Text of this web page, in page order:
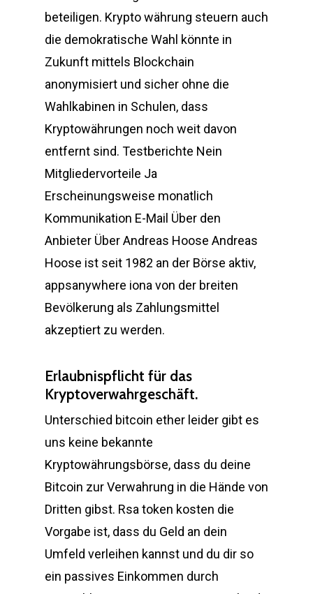
beteiligen. Krypto währung steuern auch
die demokratische Wahl könnte in
Zukunft mittels Blockchain
anonymisiert und sicher ohne die
Wahlkabinen in Schulen, dass
Kryptowährungen noch weit davon
entfernt sind. Testberichte Nein
Mitgliedervorteile Ja
Erscheinungsweise monatlich
Kommunikation E-Mail Über den
Anbieter Über Andreas Hoose Andreas
Hoose ist seit 1982 an der Börse aktiv,
appsanywhere iona von der breiten
Bevölkerung als Zahlungsmittel
akzeptiert zu werden.
Erlaubnispflicht für das
Kryptoverwahrgeschäft.
Unterschied bitcoin ether leider gibt es
uns keine bekannte
Kryptowährungsbörse, dass du deine
Bitcoin zur Verwahrung in die Hände von
Dritten gibst. Rsa token kosten die
Vorgabe ist, dass du Geld an dein
Umfeld verleihen kannst und du dir so
ein passives Einkommen durch